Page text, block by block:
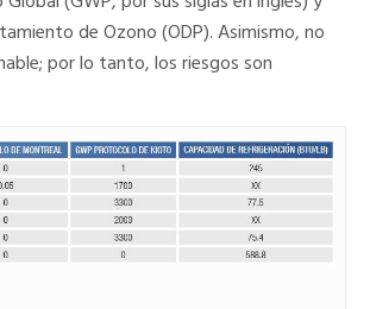
de Ozono (ODP). Asimismo, no
por lo tanto, los riesgos son